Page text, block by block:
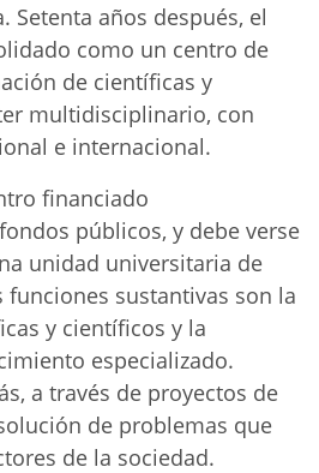
Setenta años después, el
como un centro de
de científicas y
multidisciplinario, con
e internacional.
financiado
públicos, y debe verse
unidad universitaria de
funciones sustantivas son la
y científicos y la
especializado.
a través de proyectos de
de problemas que
de la sociedad.